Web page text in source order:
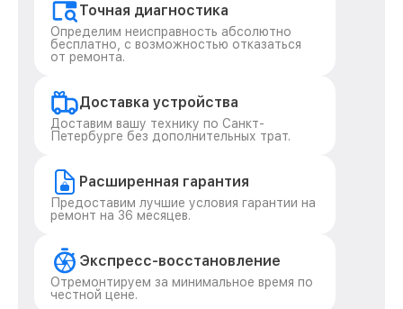
Точная диагностика
Определим неисправность абсолютно
бесплатно, с возможностью отказаться
от ремонта.
Доставка устройства
Доставим вашу технику по Санкт-
Петербурге без дополнительных трат.
Расширенная гарантия
Предоставим лучшие условия гарантии на
ремонт на 36 месяцев.
Экспресс-восстановление
Отремонтируем за минимальное время по
честной цене.